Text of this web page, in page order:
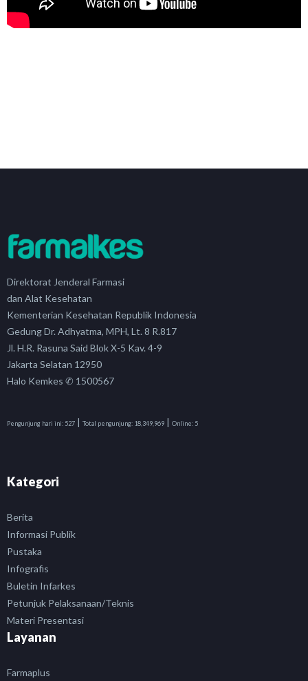
Direktorat Jenderal Farmasi
dan Alat Kesehatan
Kementerian Kesehatan Republik Indonesia
Gedung Dr. Adhyatma, MPH, Lt. 8 R.817
Jl. H.R. Rasuna Said Blok X-5 Kav. 4-9
Jakarta Selatan 12950
Halo Kemkes ✆ 1500567
Pengunjung hari ini: 527 | Total pengunjung: 18,349,969 | Online: 5
Kategori
Berita
Informasi Publik
Pustaka
Infografis
Buletin Infarkes
Petunjuk Pelaksanaan/Teknis
Materi Presentasi
Layanan
Farmaplus